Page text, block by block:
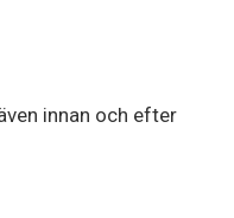
innan och efter